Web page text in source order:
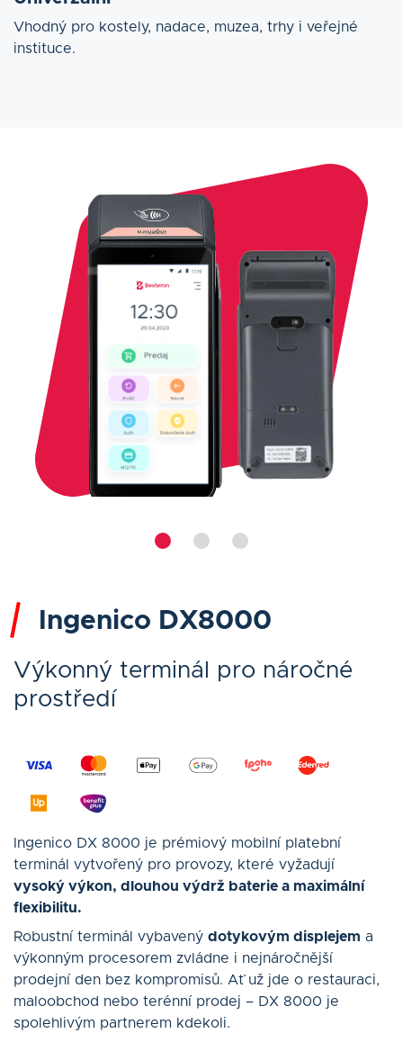
Vhodný pro kostely, nadace, muzea, trhy i veřejné
instituce.
Ingenico DX8000
Výkonný terminál pro náročné
prostředí
Ingenico DX 8000 je prémiový mobilní platební
terminál vytvořený pro provozy, které vyžadují
vysoký výkon, dlouhou výdrž baterie a maximální
flexibilitu.
Robustní terminál vybavený dotykovým displejem a
výkonným procesorem zvládne i nejnáročnější
prodejní den bez kompromisů. Ať už jde o restauraci,
maloobchod nebo terénní prodej – DX 8000 je
spolehlivým partnerem kdekoli.